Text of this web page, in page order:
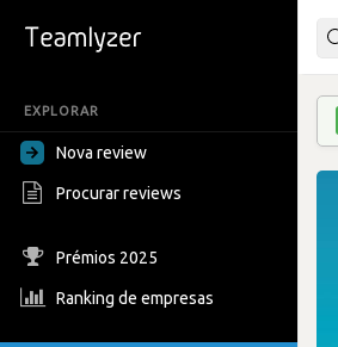
EXPLORAR
Nova review
Procurar reviews
Prémios 2025
Ranking de empresas